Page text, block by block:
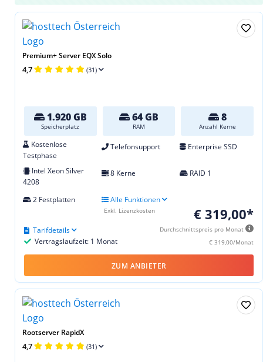
Premium+ Server EQX Solo
4,7 (31)
1.920 GB
Speicherplatz
64 GB
RAM
8
Anzahl Kerne
Kostenlose
Testphase
Telefonsupport Enterprise SSD
Intel Xeon Silver
4208
8 Kerne RAID 1
2 Festplatten Alle Funktionen
€ 319,00*
Durchschnittspreis pro Monat
€ 319,00/Monat
Vertragslaufzeit: 1 Monat
Tarifdetails
Exkl. Lizenzkosten
ZUM ANBIETER
Rootserver RapidX
4,7 (31)